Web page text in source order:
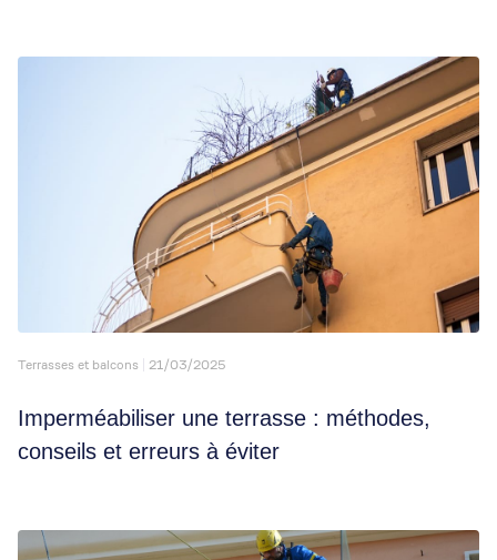
Terrasses et balcons 21/03/2025
Imperméabiliser une terrasse : méthodes,
conseils et erreurs à éviter